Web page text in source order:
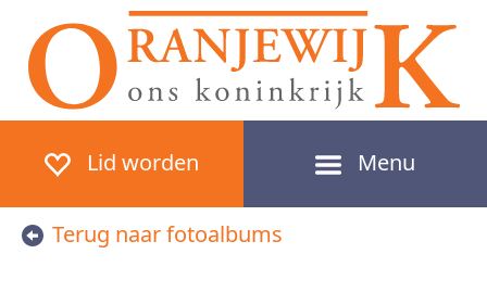
Lid worden Menu
Terug naar fotoalbums